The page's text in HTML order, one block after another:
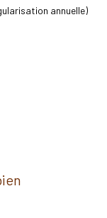
annuelle)